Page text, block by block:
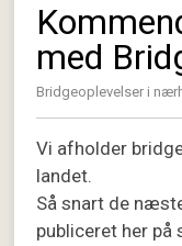
med
Bridgeoplevelser i
Vi afholder
landet.
Så snart de
publiceret her på